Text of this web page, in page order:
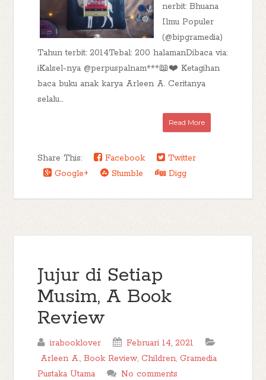
nerbit: Bhuana
Ilmu Populer
(@bipgramedia)
Tahun terbit: 2014Tebal: 200 halamanDibaca via:
iKalsel-nya @perpuspalnam***📖❤️ Ketagihan
baca buku anak karya Arleen A. Ceritanya
selalu...
Read More
Share This: Facebook
Twitter
Google+
Stumble Digg
Jujur di Setiap
Musim, A Book
Review
irabooklover
Februari 14, 2021
Arleen A.,Book Review, Children, Gramedia
Pustaka Utama
No comments